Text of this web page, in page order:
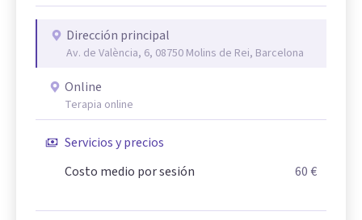
Dirección principal
Av. de València, 6, 08750 Molins de Rei, Barcelona
Online
Terapia online
Servicios y precios
Costo medio por sesión
60 €